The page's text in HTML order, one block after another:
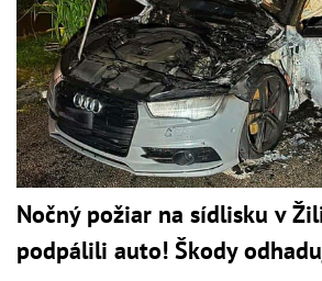
Nočný požiar na sídlisku v
podpálili auto! Škody